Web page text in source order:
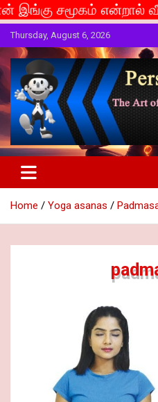
என்றால் வீசும்
Skip
to
content
Thursday, August 6, 2026
Personality
The Art of Enhancing Physical
Home Yoga asanas